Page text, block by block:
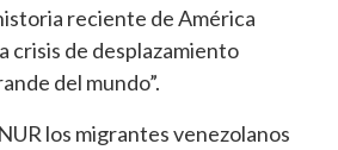
reciente de América
crisis de desplazamiento
del mundo”.
los migrantes venezolanos